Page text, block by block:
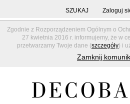
Zgodnie z Rozporządzeniem Ogólnym o
27 kwietnia 2016 r. informujemy, że w
przetwarzamy Twoje dane (szczegóły) i
Zamknij
SZUKAJ Zaloguj